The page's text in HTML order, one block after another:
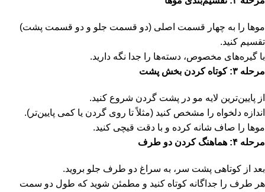
موها را به چهار قسمت اصلی (دو قسمت جلو و دو قسمت پشت)
تقسیم کنید.
با گیره‌های مخصوص، دسته‌ها را جدا نگه دارید.
مرحله ۳: کوتاه کردن بخش پشت
از پایین‌ترین لایه مو در پشت گردن شروع کنید.
اندازه دلخواه را مشخص کنید (مثلاً تا روی گردن یا کمی پایین‌تر).
موها را صاف شانه کرده و با دقت قیچی کنید.
مرحله ۴: هماهنگ کردن دو طرف
بعد از کوتاهی پشت سر، به سراغ دو طرف جلو بروید.
هر طرف را جداگانه کوتاه کنید و مطمئن شوید که طول دو سمت